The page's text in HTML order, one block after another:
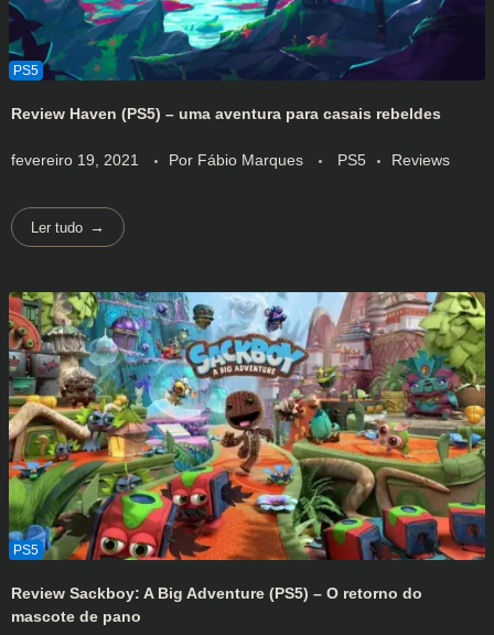
Review Haven (PS5) – uma aventura para casais rebeldes
fevereiro 19, 2021 Por Fábio Marques PS5 Reviews
Ler tudo
Review Sackboy: A Big Adventure (PS5) – O retorno do
mascote de pano